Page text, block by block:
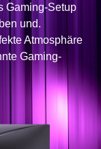
Gaming-Setup
und.
Atmosphäre
Gaming-